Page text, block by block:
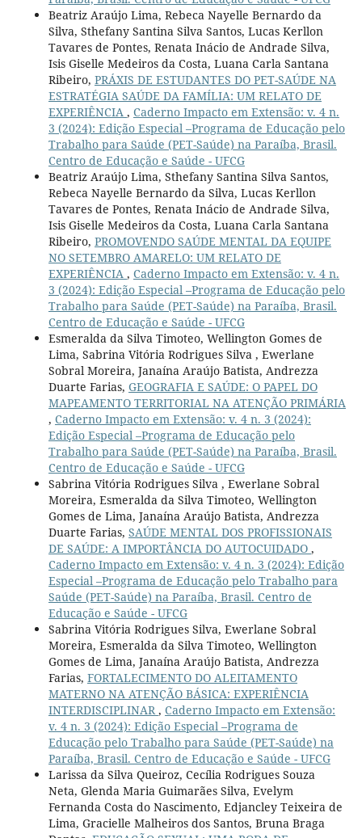
Beatriz Araújo Lima, Rebeca Nayelle Bernardo da
Silva, Sthefany Santina Silva Santos, Lucas Kerllon
Tavares de Pontes, Renata Inácio de Andrade Silva,
Isis Giselle Medeiros da Costa, Luana Carla Santana
Ribeiro, PRÁXIS DE ESTUDANTES DO PET-SAÚDE NA
ESTRATÉGIA SAÚDE DA FAMÍLIA: UM RELATO DE
EXPERIÊNCIA , Caderno Impacto em Extensão: v. 4 n.
3 (2024): Edição Especial –Programa de Educação pelo
Trabalho para Saúde (PET-Saúde) na Paraíba, Brasil.
Centro de Educação e Saúde - UFCG
Beatriz Araújo Lima, Sthefany Santina Silva Santos,
Rebeca Nayelle Bernardo da Silva, Lucas Kerllon
Tavares de Pontes, Renata Inácio de Andrade Silva,
Isis Giselle Medeiros da Costa, Luana Carla Santana
Ribeiro, PROMOVENDO SAÚDE MENTAL DA EQUIPE
NO SETEMBRO AMARELO: UM RELATO DE
EXPERIÊNCIA , Caderno Impacto em Extensão: v. 4 n.
3 (2024): Edição Especial –Programa de Educação pelo
Trabalho para Saúde (PET-Saúde) na Paraíba, Brasil.
Centro de Educação e Saúde - UFCG
Esmeralda da Silva Timoteo, Wellington Gomes de
Lima, Sabrina Vitória Rodrigues Silva , Ewerlane
Sobral Moreira, Janaína Araújo Batista, Andrezza
Duarte Farias, GEOGRAFIA E SAÚDE: O PAPEL DO
MAPEAMENTO TERRITORIAL NA ATENÇÃO PRIMÁRIA
, Caderno Impacto em Extensão: v. 4 n. 3 (2024):
Edição Especial –Programa de Educação pelo
Trabalho para Saúde (PET-Saúde) na Paraíba, Brasil.
Centro de Educação e Saúde - UFCG
Sabrina Vitória Rodrigues Silva , Ewerlane Sobral
Moreira, Esmeralda da Silva Timoteo, Wellington
Gomes de Lima, Janaína Araújo Batista, Andrezza
Duarte Farias, SAÚDE MENTAL DOS PROFISSIONAIS
DE SAÚDE: A IMPORTÂNCIA DO AUTOCUIDADO ,
Caderno Impacto em Extensão: v. 4 n. 3 (2024): Edição
Especial –Programa de Educação pelo Trabalho para
Saúde (PET-Saúde) na Paraíba, Brasil. Centro de
Educação e Saúde - UFCG
Sabrina Vitória Rodrigues Silva, Ewerlane Sobral
Moreira, Esmeralda da Silva Timoteo, Wellington
Gomes de Lima, Janaína Araújo Batista, Andrezza
Farias, FORTALECIMENTO DO ALEITAMENTO
MATERNO NA ATENÇÃO BÁSICA: EXPERIÊNCIA
INTERDISCIPLINAR, Caderno Impacto em Extensão:
v. 4 n. 3 (2024): Edição Especial –Programa de
Educação pelo Trabalho para Saúde (PET-Saúde) na
Paraíba, Brasil. Centro de Educação e Saúde - UFCG
Larissa da Silva Queiroz, Cecília Rodrigues Souza
Neta, Glenda Maria Guimarães Silva, Evelym
Fernanda Costa do Nascimento, Edjancley Teixeira de
Lima, Gracielle Malheiros dos Santos, Bruna Braga